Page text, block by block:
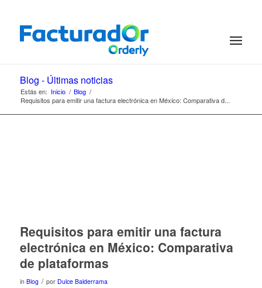
Blog - Últimas noticias
Estás en: Inicio / Blog /
Requisitos para emitir una factura electrónica en México: Comparativa d...
Requisitos para emitir una factura
electrónica en México: Comparativa
de plataformas
in Blog / por Dulce Balderrama